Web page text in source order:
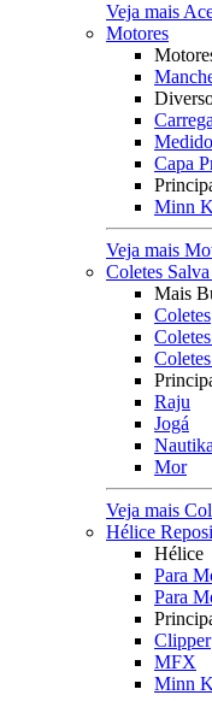
Veja mais
Motores
Capa
Minn
Veja mais
Coletes
Mais
Coletes
Raju
Jogá
Nautika
Mor
Veja mais
Hélice
Hélice
Para
Para
Clipper
MFX
Minn